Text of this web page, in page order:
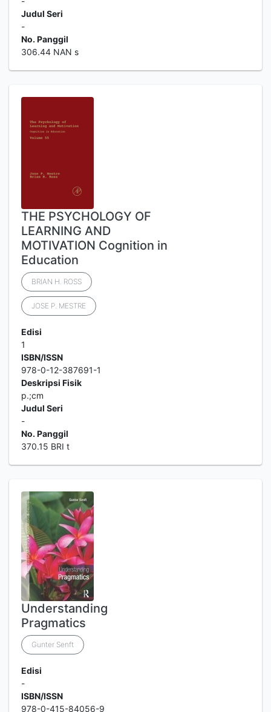
Judul Seri
-
No. Panggil
306.44 NAN s
THE PSYCHOLOGY OF
LEARNING AND
MOTIVATION Cognition in
Education
BRIAN H. ROSS
JOSE P. MESTRE
Edisi
1
ISBN/ISSN
978-0-12-387691-1
Deskripsi Fisik
p.;cm
Judul Seri
-
No. Panggil
370.15 BRI t
Understanding
Pragmatics
Gunter Senft
Edisi
-
ISBN/ISSN
978-0-415-84056-9